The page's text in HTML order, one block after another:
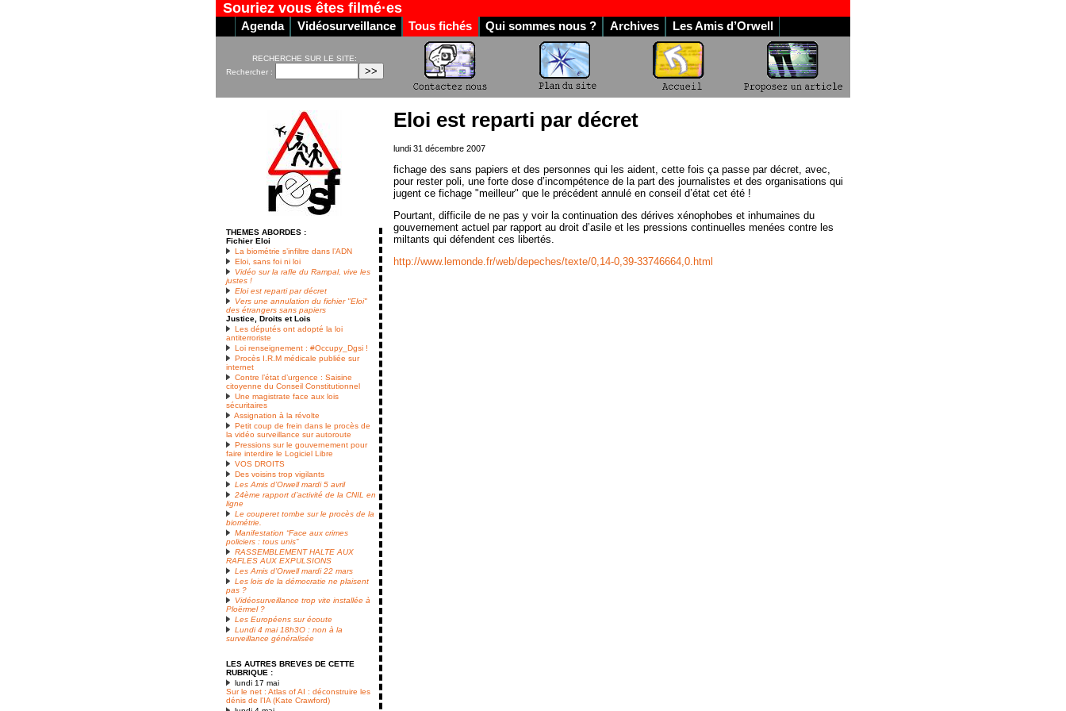
Souriez vous êtes filmé·es
Agenda Vidéosurveillance Tous fichés Qui sommes nous ? Archives Les Amis d’Orwell
RECHERCHE SUR LE SITE:
Rechercher :
THEMES ABORDES :
Fichier Eloi
La biométrie s’infiltre dans l’ADN
Eloi, sans foi ni loi
Vidéo sur la rafle du Rampal, vive les
justes !
Eloi est reparti par décret
Vers une annulation du fichier "Eloi"
des étrangers sans papiers
Justice, Droits et Lois
Les députés ont adopté la loi
antiterroriste
Loi renseignement : #Occupy_Dgsi !
Procès I.R.M médicale publiée sur
internet
Contre l’état d’urgence : Saisine
citoyenne du Conseil Constitutionnel
Une magistrate face aux lois
sécuritaires
Assignation à la révolte
Petit coup de frein dans le procès de
la vidéo surveillance sur autoroute
Pressions sur le gouvernement pour
faire interdire le Logiciel Libre
VOS DROITS
Des voisins trop vigilants
Les Amis d’Orwell mardi 5 avril
24ème rapport d’activité de la CNIL en
ligne
Le couperet tombe sur le procès de la
biométrie.
Manifestation “Face aux crimes
policiers : tous unis”
RASSEMBLEMENT HALTE AUX
RAFLES AUX EXPULSIONS
Les Amis d’Orwell mardi 22 mars
Les lois de la démocratie ne plaisent
pas ?
Vidéosurveillance trop vite installée à
Ploërmel ?
Les Européens sur écoute
Lundi 4 mai 18h3O : non à la
surveillance généralisée
LES AUTRES BREVES DE CETTE
RUBRIQUE :
lundi 17 mai
Sur le net : Atlas of AI : déconstruire les
dénis de l’IA (Kate Crawford)
Eloi est reparti par décret
lundi 31 décembre 2007
fichage des sans papiers et des personnes qui les aident, cette fois ça passe par décret, avec,
pour rester poli, une forte dose d’incompétence de la part des journalistes et des organisations qui
jugent ce fichage "meilleur" que le précédent annulé en conseil d’état cet été !
Pourtant, difficile de ne pas y voir la continuation des dérives xénophobes et inhumaines du
gouvernement actuel par rapport au droit d’asile et les pressions continuelles menées contre les
miltants qui défendent ces libertés.
http://www.lemonde.fr/web/depeches/texte/0,14-0,39-33746664,0.html